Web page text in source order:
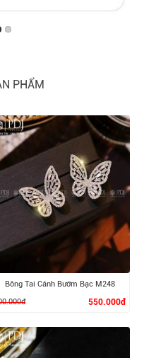
PHẨM
Bông Tai Cánh Bướm Bạc M248
550.000đ